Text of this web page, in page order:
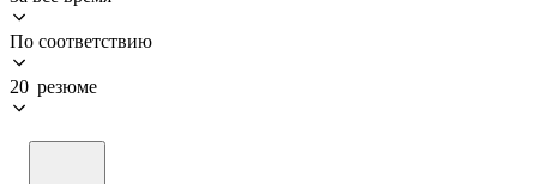
По соответствию
20 резюме